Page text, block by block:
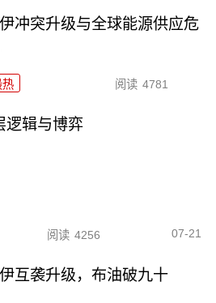
冲突升级与全球能源供应危
热 阅读 4781
逻辑与博弈
阅读 4256 07-21
互袭升级，布油破九十